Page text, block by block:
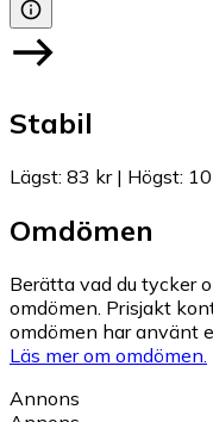
Stabil
Lägst: 83 kr| Högst:
Omdömen
Berätta vad du tycker
omdömen. Prisjakt
omdömen har använt
Läs mer om omdömen.
Annons